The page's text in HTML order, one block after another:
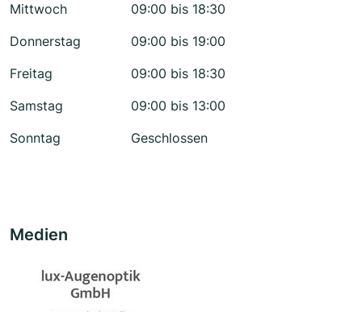
Mittwoch
09:00 bis 18:30
Donnerstag
09:00 bis 19:00
Freitag
09:00 bis 18:30
Samstag
09:00 bis 13:00
Sonntag
Geschlossen
Medien